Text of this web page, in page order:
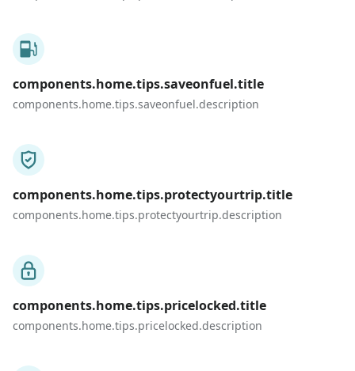
components.home.tips.saveonfuel.title
components.home.tips.saveonfuel.description
components.home.tips.protectyourtrip.title
components.home.tips.protectyourtrip.description
components.home.tips.pricelocked.title
components.home.tips.pricelocked.description